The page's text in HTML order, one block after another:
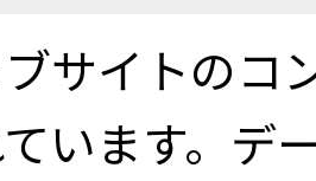
サイトのコ
います。デ